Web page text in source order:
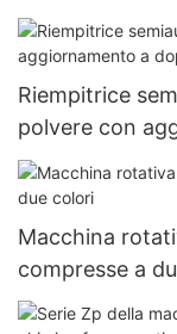
dimensioni
Riempitrice
polvere con
PRO
Macchina
compresse a